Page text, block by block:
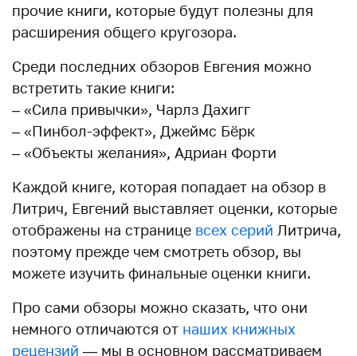
прочие книги, которые будут полезны для
расширения общего кругозора.
Среди последних обзоров Евгения можно
встретить такие книги:
– «Сила привычки», Чарлз Дахигг
– «Пинбол-эффект», Джеймс Бёрк
– «Объекты желания», Адриан Форти
Каждой книге, которая попадает на обзор в
Литрич, Евгений выставляет оценки, которые
отображены на странице всех серий Литрича,
поэтому прежде чем смотреть обзор, вы
можете изучить финальные оценки книги.
Про сами обзоры можно сказать, что они
немного отличаются от наших книжных
рецензий — мы в основном рассматриваем